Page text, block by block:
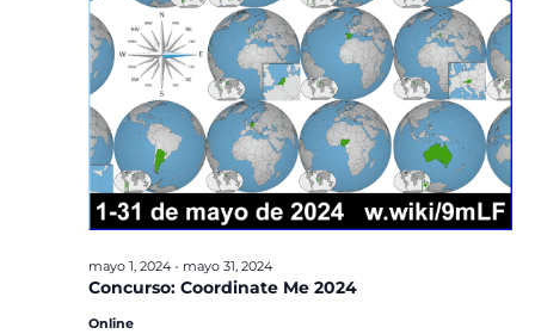
Concurso: Coordinate Me 2024
mayo 1, 2024- mayo 31, 2024
Online